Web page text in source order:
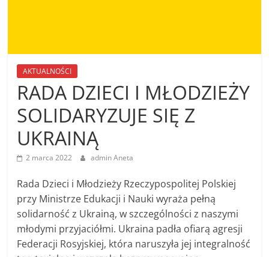
AKTUALNOŚCI
RADA DZIECI I MŁODZIEŻY
SOLIDARYZUJE SIĘ Z
UKRAINĄ
2 marca 2022 admin Aneta
Rada Dzieci i Młodzieży Rzeczypospolitej Polskiej
przy Ministrze Edukacji i Nauki wyraża pełną
solidarność z Ukrainą, w szczególności z naszymi
młodymi przyjaciółmi. Ukraina padła ofiarą agresji
Federacji Rosyjskiej, która naruszyła jej integralność